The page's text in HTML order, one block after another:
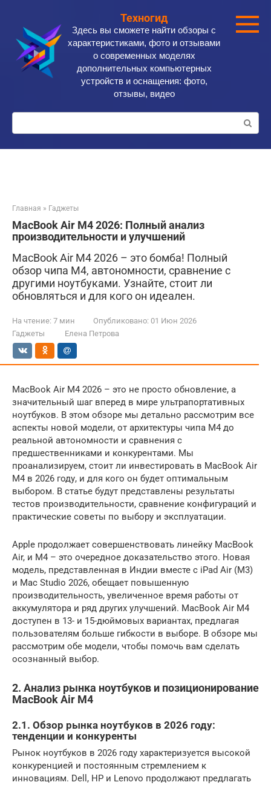
контенту
Техногид
Здесь вы сможете найти обзоры с
характеристиками, фото и отзывами
о современных моделях
дополнительных компьютерных
устройств и оснащения: фото,
отзывы, видео
Поиск:
Главная » Гаджеты
MacBook Air M4 2026: Полный анализ
производительности и улучшений
MacBook Air M4 2026 – это бомба! Полный
обзор чипа M4, автономности, сравнение с
другими ноутбуками. Узнайте, стоит ли
обновляться и для кого он идеален.
На чтение: 7 мин Опубликовано: 01 Июн 2026
Гаджеты
Елена Петрова
MacBook Air M4 2026 – это не просто обновление, а
значительный шаг вперед в мире ультрапортативных
ноутбуков. В этом обзоре мы детально рассмотрим все
аспекты новой модели, от архитектуры чипа M4 до
реальной автономности и сравнения с
предшественниками и конкурентами. Мы
проанализируем, стоит ли инвестировать в MacBook Air
M4 в 2026 году, и для кого он будет оптимальным
выбором. В статье будут представлены результаты
тестов производительности, сравнение конфигураций и
практические советы по выбору и эксплуатации.
Apple продолжает совершенствовать линейку MacBook
Air, и M4 – это очередное доказательство этого. Новая
модель, представленная в Индии вместе с iPad Air (M3)
и Mac Studio 2026, обещает повышенную
производительность, увеличенное время работы от
аккумулятора и ряд других улучшений. MacBook Air M4
доступен в 13- и 15-дюймовых вариантах, предлагая
пользователям больше гибкости в выборе. В обзоре мы
рассмотрим обе модели, чтобы помочь вам сделать
осознанный выбор.
2. Анализ рынка ноутбуков и позиционирование
MacBook Air M4
2.1. Обзор рынка ноутбуков в 2026 году:
тенденции и конкуренты
Рынок ноутбуков в 2026 году характеризуется высокой
конкуренцией и постоянным стремлением к
инновациям. Dell, HP и Lenovo продолжают предлагать